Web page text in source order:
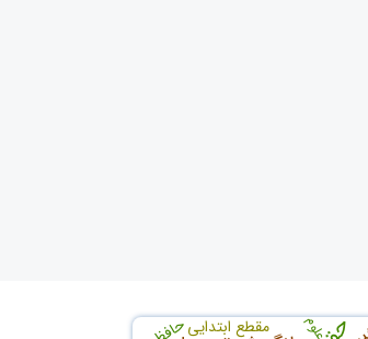
مقطع ابتداییحافظ علوم